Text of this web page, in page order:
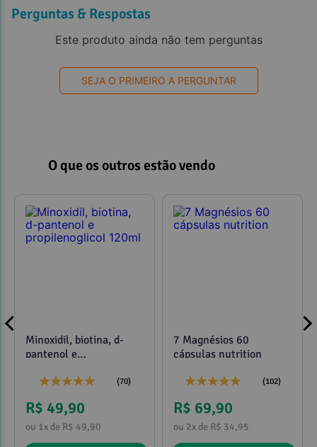
Perguntas & Respostas
Este produto ainda não tem perguntas
SEJA O PRIMEIRO A PERGUNTAR
O que os outros estão vendo
Minoxidil, biotina, d-
pantenol e
(70)
R$ 49,90
ou 1x de R$ 49,90
7 Magnésios 60
cápsulas nutrition
(102)
R$ 69,90
ou 2x de R$ 34,95